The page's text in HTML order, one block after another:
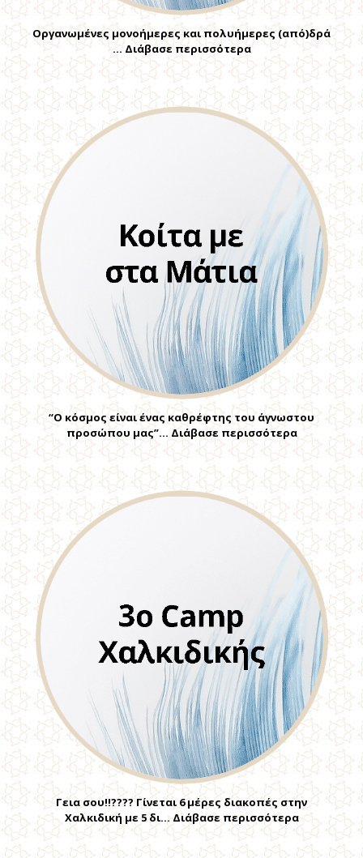
Οργανωμένες μονοήμερες και πολυήμερες (από)δρά
… Διάβασε περισσότερα
“Ο κόσμος είναι ένας καθρέφτης του άγνωστου
προσώπου μας”… Διάβασε περισσότερα
Γεια σου!!???? Γίνεται 6 μέρες διακοπές στην
Χαλκιδική με 5 δι… Διάβασε περισσότερα